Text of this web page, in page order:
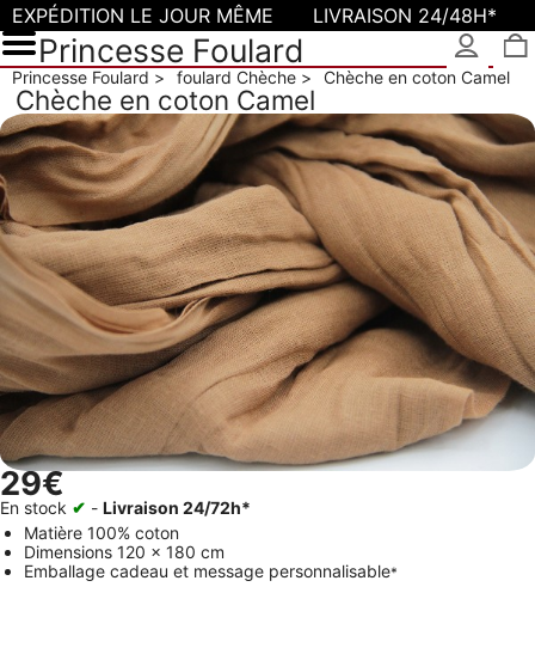
Princesse Foulard
Princesse Foulard foulard Chèche Chèche en coton Camel
Chèche en coton Camel
29€
En stock ✔ - Livraison 24/72h*
Matière 100% coton
Dimensions 120 x 180 cm
Emballage cadeau et message personnalisable*
EXPÉDITION LE JOUR MÊME LIVRAISON 24/48H*